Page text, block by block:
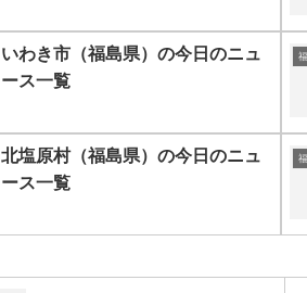
いわき市（福島県）の今日のニュ
ース一覧
北塩原村（福島県）の今日のニュ
ース一覧